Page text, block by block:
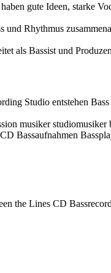
gute Ideen, starke
und Rhythmus
als Bassist und
Studio entstehen